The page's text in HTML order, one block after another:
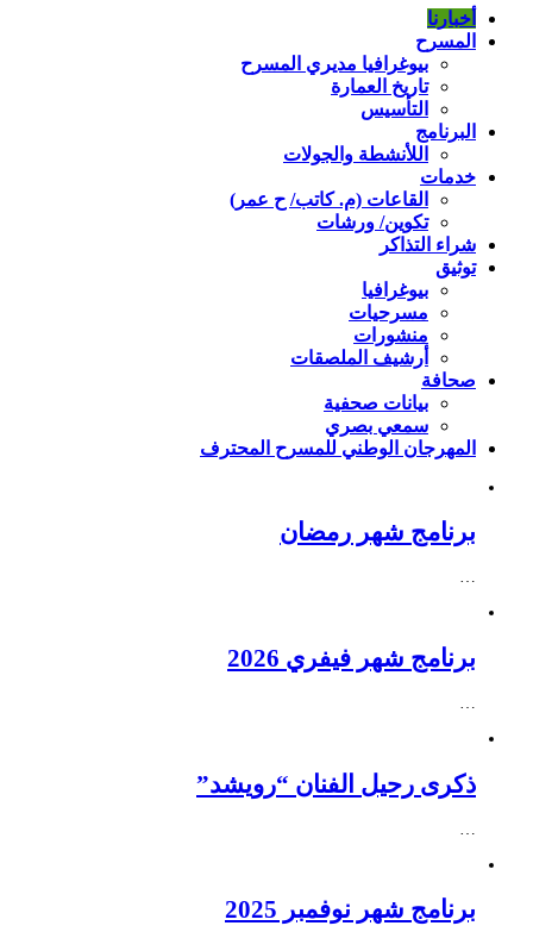
أخبارنا
المسرح
بيوغرافيا مديري المسرح
تاريخ العمارة
التأسيس
البرنامج
اللأنشطة والجولات
خدمات
القاعات (م. كاتب/ ح عمر)
تكوين/ ورشات
شراء التذاكر
توثيق
بيوغرافيا
مسرحيات
منشورات
أرشيف الملصقات
صحافة
بيانات صحفية
سمعي بصري
المهرجان الوطني للمسرح المحترف
برنامج شهر رمضان
…
برنامج شهر فيفري 2026
…
ذكرى رحيل الفنان “رويشد”
…
برنامج شهر نوفمبر 2025